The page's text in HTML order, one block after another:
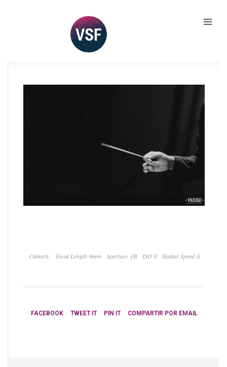
Camera Focal Length 0mm Aperture ƒ/0 ISO 0 Shutter Speed 0
FACEBOOK TWEET IT PIN IT COMPARTIR POR EMAIL